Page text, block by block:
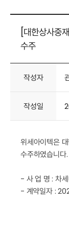
[대한상사중
수주
작성자
작성일
위세아이텍은
수주하였습니다.
- 사 업 명 : 차
- 계약일자 :